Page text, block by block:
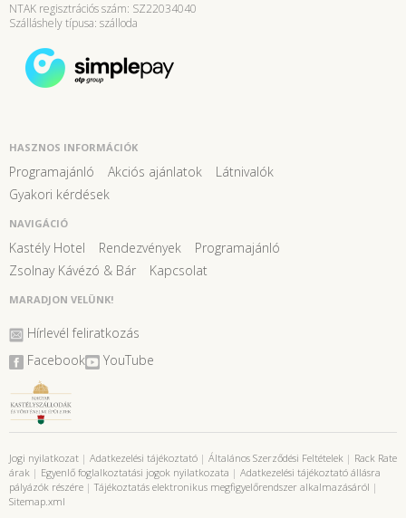
NTAK regisztrációs szám: SZ22034040
Szálláshely típusa: szálloda
HASZNOS INFORMÁCIÓK
Programajánló Akciós ajánlatok
Látnivalók
Gyakori kérdések
NAVIGÁCIÓ
Kastély Hotel Rendezvények
Programajánló
Zsolnay Kávézó & Bár
Kapcsolat
MARADJON VELÜNK!
Hírlevél feliratkozás
Facebook
YouTube
Jogi nyilatkozat | Adatkezelési tájékoztató | Általános Szerződési Feltételek | Rack Rate
árak | Egyenlő foglalkoztatási jogok nyilatkozata | Adatkezelési tájékoztató állásra
pályázók részére |Tájékoztatás elektronikus megfigyelőrendszer alkalmazásáról |
Sitemap.xml